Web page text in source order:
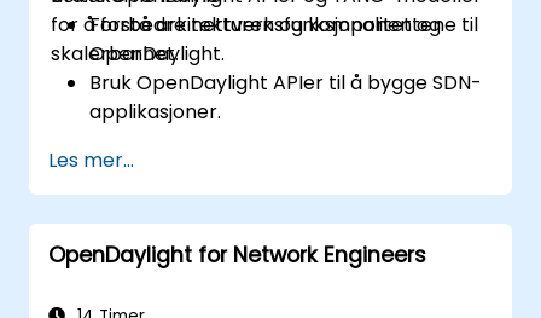
for å forbedre nettverksfunksjonalitet og
skalerbarhet.
Forstå arkitekturen og komponentene til
OpenDaylight.
Bruk OpenDaylight APIer til å bygge SDN-
applikasjoner.
nettverkstilpasning.
Distribuer, test og feilsøk tilpassede
applikasjoner i et OpenDaylight-miljø.
Integrer OpenDaylight med eksterne
Les mer...
OpenDaylight for Network Engineers